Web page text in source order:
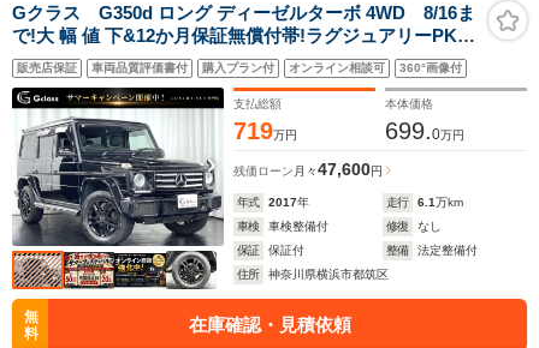
Gクラス G350d ロング ディーゼルターボ 4WD 8/16ま
で!大 幅 値 下&12か月保証無償付帯!ラグジュアリーPKG
後期最終8インチナビ AppleCarPlay/AndroidAuto対応 広
角バックモニター ブラックAW ハーマンカードンサウン
ド 人 気17-18yモデル ブラックレザー
販売店保証 車両品質評価書付 購入プラン付 オンライン相談可 360°画像付
支払総額
719万円
本体価格
699.0万円
残価ローン 月々47,600円
年式 2017年 走行 6.1万km
車検
車検整備付 修復
なし
保証
保証付 整備
法定整備付
住所
神奈川県横浜市都筑区
無
料
在庫確認・見積依頼